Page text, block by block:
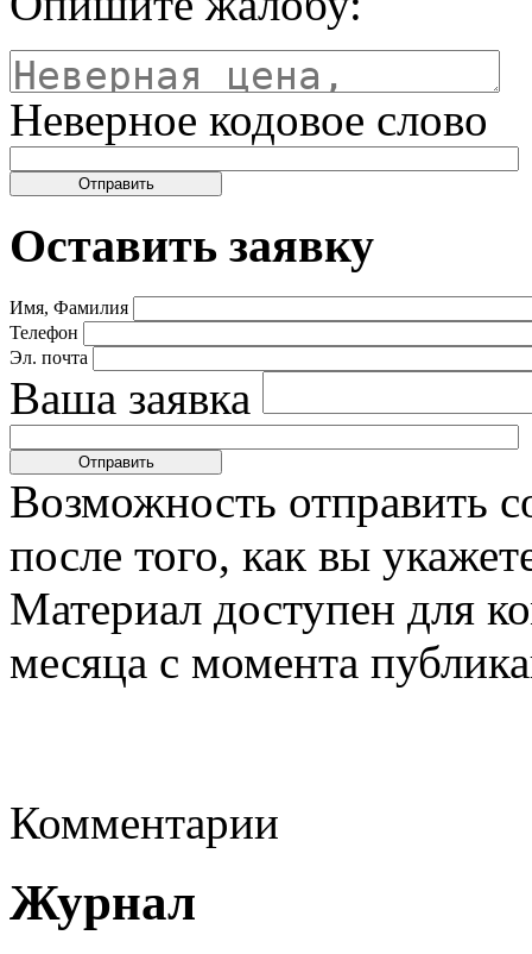
Неверное кодовое слово
Оставить заявку
Имя, Фамилия
Телефон
Эл. почта
Ваша заявка
Возможность отправить
после того, как вы
Материал доступен для
месяца с момента
Комментарии
Журнал